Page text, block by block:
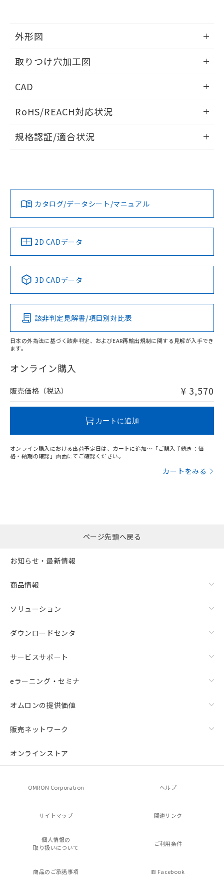
外形図
取りつけ穴加工図
CAD
ドすることができます。
ログイン/会員登録
ダウンロードデータをご利用いただく前に、以下を必ずお読
みください。
ソフトウェアの使用条件
RoHS/REACH対応状況
EU RoHS 注意事項・凡例
対応済み
中国 RoHS 注意事項・凡例
Pb Hg Cd Cr(VI)
O
在庫等で未対応品が混在する可能性があります。
問い合わせください。
規格認証/適合状況
カタログ/データシート/マニュアル
2D CADデータ
3D CADデータ
該非判定見解書/項目別対比表
日本の外為法に基づく該非判定、およびEAR再輸出規制に関する見解が入手でき
ます。
オンライン購入
販売価格（税込） ¥ 3,570
カートに追加
オンライン購入における出荷予定日は、カートに追加～「ご購入手続き：価
格・納期の確認」画面にてご確認ください。
カートをみる
ページ先頭へ戻る
お知らせ・最新情報
商品情報
ソリューション
ダウンロードセンタ
サービスサポート
eラーニング・セミナ
オムロンの提供価値
販売ネットワーク
オンラインストア
OMRON Corporation ヘルプ
サイトマップ 関連リンク
個人情報の
取り扱いについて
ご利用条件
商品のご承諾事項 Facebook